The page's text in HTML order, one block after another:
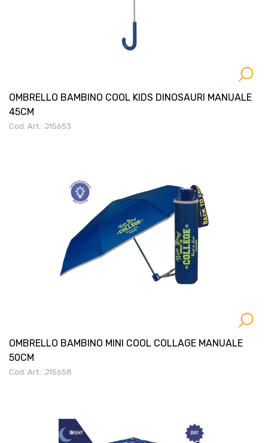
OMBRELLO BAMBINO COOL KIDS DINOSAURI MANUALE
45CM
Cod. Art.: J15653
OMBRELLO BAMBINO MINI COOL COLLAGE MANUALE
50CM
Cod. Art.: J15658